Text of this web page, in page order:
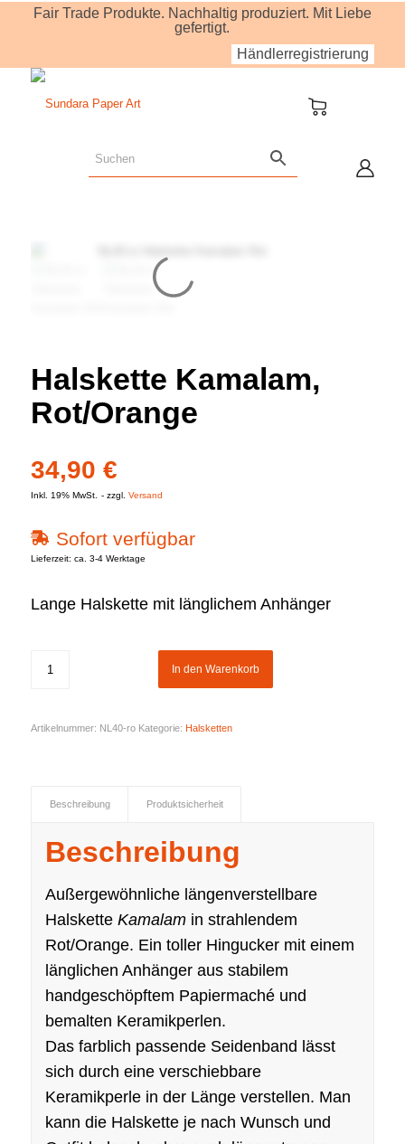
Fair Trade Produkte. Nachhaltig produziert. Mit Liebe
gefertigt.
Händlerregistrierung
Halskette Kamalam,
Rot/Orange
34,90 €
Inkl. 19% MwSt. zzgl. Versand
Sofort verfügbar
Lieferzeit: ca. 3-4 Werktage
Lange Halskette mit länglichem Anhänger
In den Warenkorb
Artikelnummer: NL40-ro Kategorie: Halsketten
Beschreibung Produktsicherheit
Beschreibung
Außergewöhnliche längenverstellbare
Halskette Kamalamin strahlendem
Rot/Orange. Ein toller Hingucker mit einem
länglichen Anhänger aus stabilem
handgeschöpftem Papiermaché und
bemalten Keramikperlen.
Das farblich passende Seidenband lässt
sich durch eine verschiebbare
Keramikperle in der Länge verstellen. Man
kann die Halskette je nach Wunsch und